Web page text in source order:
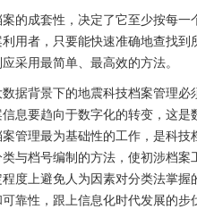
的成套性，决定了它至少按每
用者，只要能快速准确地查找
采用最简单、最高效的方法。
据背景下的地震科技档案管理
息要趋向于数字化的转变，这
管理最为基础性的工作，是科
与档号编制的方法，使初涉档
度上避免人为因素对分类法掌
靠性，跟上信息化时代发展的步